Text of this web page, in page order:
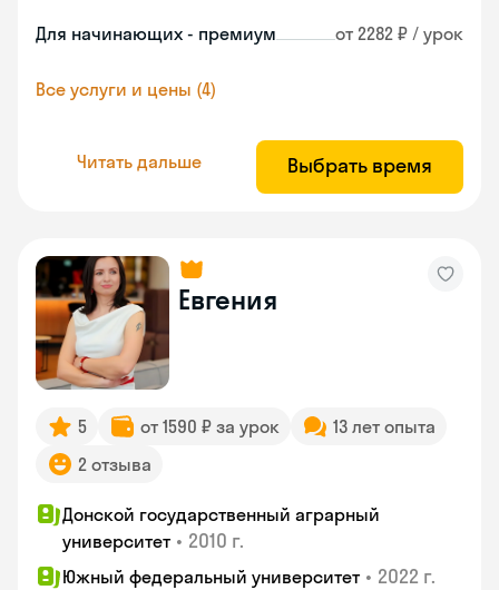
Для начинающих - премиум от 2282 ₽ / урок
Все услуги и цены (4)
Читать дальше Выбрать время
Евгения
5 от 1590 ₽ за урок
13 лет опыта
2 отзыва
Донской государственный аграрный
университет • 2010 г.
Южный федеральный университет • 2022 г.